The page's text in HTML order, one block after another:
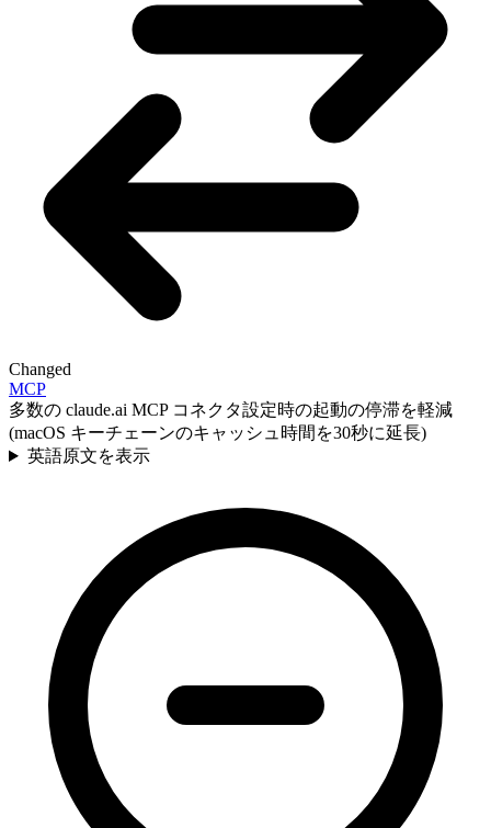
Changed
MCP
多数の claude.ai MCP コネクタ設定時の起動の停滞を軽減
(macOS キーチェーンのキャッシュ時間を30秒に延長)
英語原文を表示